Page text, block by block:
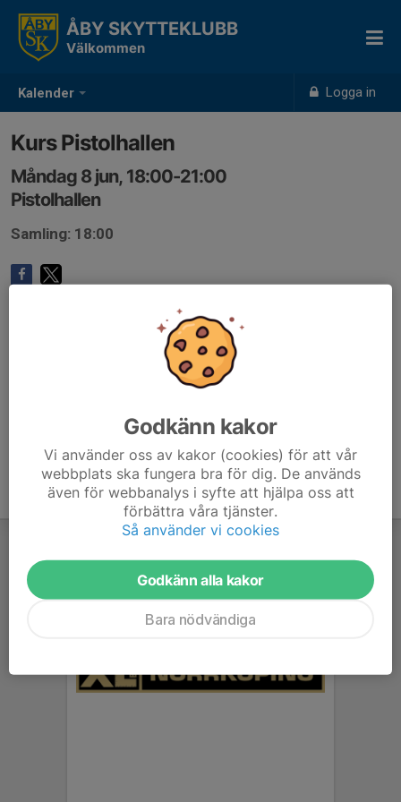
Kalender Logga in
ÅBY SKYTTEKLUBB
Välkommen
Kurs Pistolhallen
Måndag 8 jun, 18:00-21:00
Pistolhallen
Samling: 18:00
Godkänn kakor
Vi använder oss av kakor (cookies) för att vår
webbplats ska fungera bra för dig. De används
även för webbanalys i syfte att hjälpa oss att
förbättra våra tjänster.
Så använder vi cookies
Godkänn alla kakor
Bara nödvändiga